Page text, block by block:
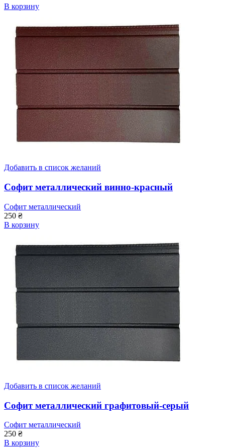
В корзину
Добавить в список желаний
Софит металлический винно-красный
Софит металлический
250 ₴
В корзину
Добавить в список желаний
Софит металлический графитовый-серый
Софит металлический
250 ₴
В корзину